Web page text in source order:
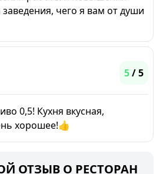
чего я вам от души
5/ 5
0,5! Кухня вкусная,
хорошее!👍
ОТЗЫВ О РЕСТОРАН